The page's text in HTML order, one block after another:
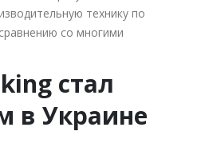
технику по
со многими
стал
в Украине